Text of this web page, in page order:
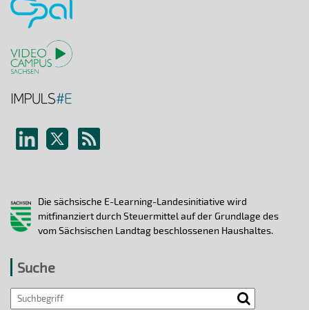
Die sächsische E-Learning-Landesinitiative wird
mitfinanziert durch Steuermittel auf der Grundlage des
vom Sächsischen Landtag beschlossenen Haushaltes.
Suche
Search